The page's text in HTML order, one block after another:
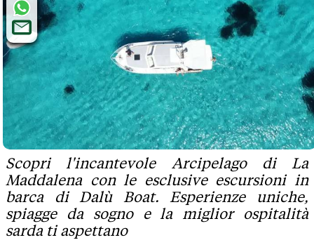
Scopri l'incantevole Arcipelago di La
Maddalena con le esclusive escursioni in
barca di Dalù Boat. Esperienze uniche,
spiagge da sogno e la miglior ospitalità
sarda ti aspettano